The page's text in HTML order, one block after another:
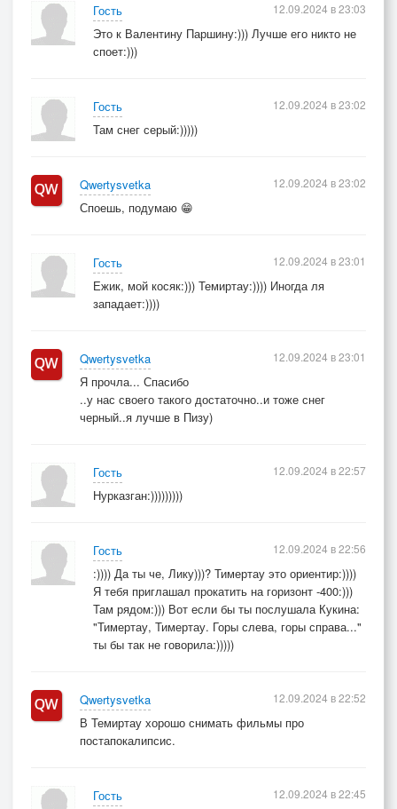
Гость
Это к Валентину Паршину:))) Лучше его никто не
споет:)))
12.09.2024 в 23:03
Гость
Там снег серый:)))))
12.09.2024 в 23:02
Qwertysvetka
Споешь, подумаю 😁
12.09.2024 в 23:02
Гость
Ежик, мой косяк:))) Темиртау:)))) Иногда ля
западает:))))
12.09.2024 в 23:01
Qwertysvetka
Я прочла... Спасибо
..у нас своего такого достаточно..и тоже снег
черный..я лучше в Пизу)
12.09.2024 в 23:01
Гость
Нурказган:)))))))))
12.09.2024 в 22:57
Гость
:)))) Да ты че, Лику)))? Тимертау это ориентир:))))
Я тебя приглашал прокатить на горизонт -400:)))
Там рядом:))) Вот если бы ты послушала Кукина:
"Тимертау, Тимертау. Горы слева, горы справа..."
ты бы так не говорила:)))))
12.09.2024 в 22:56
Qwertysvetka
В Темиртау хорошо снимать фильмы про
постапокалипсис.
12.09.2024 в 22:52
Гость
12.09.2024 в 22:45